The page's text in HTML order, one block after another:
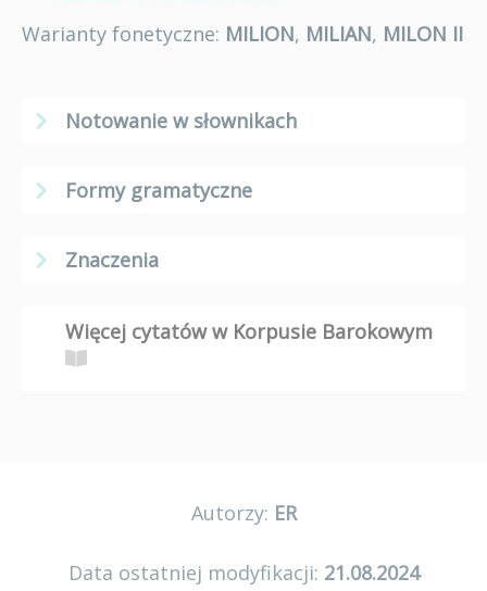
Warianty fonetyczne: MILION, MILIAN, MILON II
Notowanie w słownikach
Formy gramatyczne
Znaczenia
Więcej cytatów w Korpusie Barokowym
Autorzy: ER
Data ostatniej modyfikacji: 21.08.2024